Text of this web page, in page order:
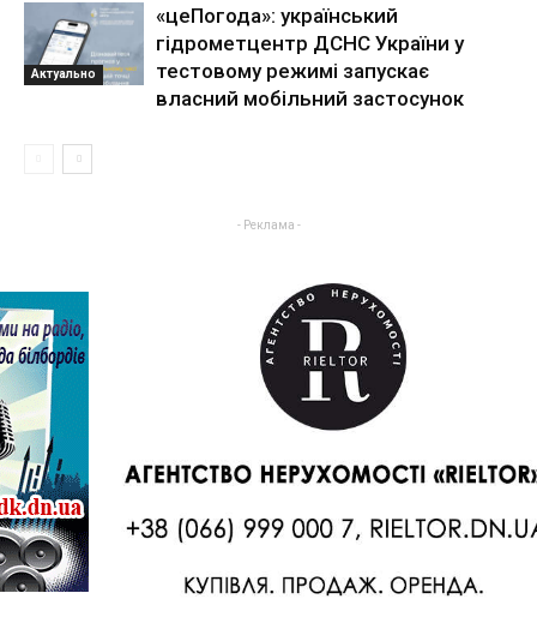
Актуально
«цеПогода»: український
гідрометцентр ДСНС України у
тестовому режимі запускає
власний мобільний застосунок
- Реклама -